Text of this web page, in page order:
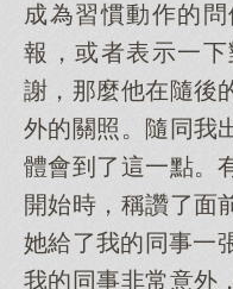
成為習慣動作的
報，或者表示一
謝，那麼他在隨後
外的關照。隨同我
體會到了這一點。
開始時，稱讚了面
她給了我的同事一
我的同事非常意外